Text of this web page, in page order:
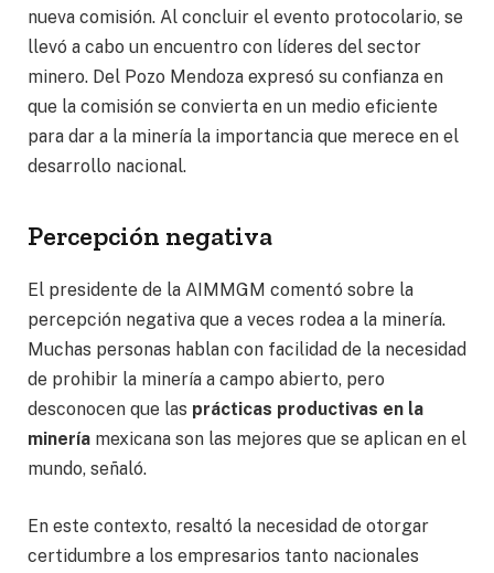
nueva comisión. Al concluir el evento protocolario, se
llevó a cabo un encuentro con líderes del sector
minero. Del Pozo Mendoza expresó su confianza en
que la comisión se convierta en un medio eficiente
para dar a la minería la importancia que merece en el
desarrollo nacional.
Percepción negativa
El presidente de la AIMMGM comentó sobre la
percepción negativa que a veces rodea a la minería.
Muchas personas hablan con facilidad de la necesidad
de prohibir la minería a campo abierto, pero
desconocen que las prácticas productivas en la
minería mexicana son las mejores que se aplican en el
mundo, señaló.
En este contexto, resaltó la necesidad de otorgar
certidumbre a los empresarios tanto nacionales